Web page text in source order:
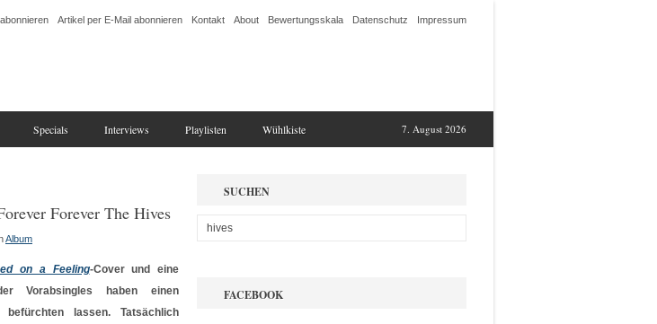
Artikel per E-Mail abonnieren Kontakt About Bewertungsskala Datenschutz Impressum
7. August 2026
Specials Interviews Playlisten Wühlkiste
Forever The Hives
Album
on a Feeling-Cover und eine
Vorabsingles haben einen
befürchten lassen. Tatsächlich
SUCHEN
FACEBOOK